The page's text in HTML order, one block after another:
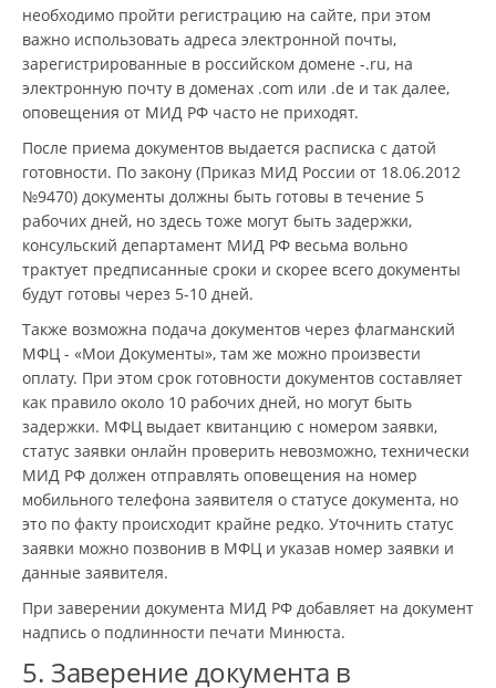
необходимо пройти регистрацию на сайте, при этом
важно использовать адреса электронной почты,
зарегистрированные в российском домене -.ru, на
электронную почту в доменах .com или .de и так далее,
оповещения от МИД РФ часто не приходят.
После приема документов выдается расписка с датой
готовности. По закону (Приказ МИД России от 18.06.2012
№9470) документы должны быть готовы в течение 5
рабочих дней, но здесь тоже могут быть задержки,
консульский департамент МИД РФ весьма вольно
трактует предписанные сроки и скорее всего документы
будут готовы через 5-10 дней.
Также возможна подача документов через флагманский
МФЦ - «Мои Документы», там же можно произвести
оплату. При этом срок готовности документов составляет
как правило около 10 рабочих дней, но могут быть
задержки. МФЦ выдает квитанцию с номером заявки,
статус заявки онлайн проверить невозможно, технически
МИД РФ должен отправлять оповещения на номер
мобильного телефона заявителя о статусе документа, но
это по факту происходит крайне редко. Уточнить статус
заявки можно позвонив в МФЦ и указав номер заявки и
данные заявителя.
При заверении документа МИД РФ добавляет на документ
надпись о подлинности печати Минюста.
5. Заверение документа в